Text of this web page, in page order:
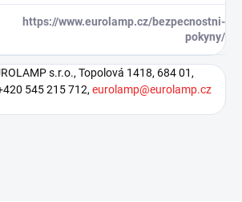
https://www.eurolamp.cz/bezpecnostni-
pokyny/
s.r.o., Topolová 1418, 684 01,
545 215 712, eurolamp@eurolamp.cz